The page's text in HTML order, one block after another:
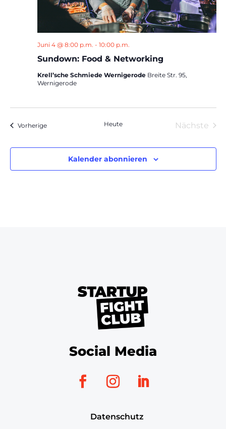
Sundown: Food & Networking
Juni 4 @ 8:00 p.m. - 10:00 p.m.
Krell’sche Schmiede Wernigerode Breite Str. 95,
Wernigerode
VorherigeVeranstaltungen Heute
Nächste
Kalender abonnieren
Social Media
Datenschutz